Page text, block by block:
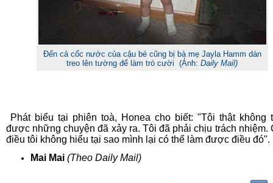
Đến cả cốc nước của cậu bé cũng bị bà mẹ Jayla Hamm dán
treo lên tường để làm trò cười (Ảnh:Daily Mail)
Phát biểu tại phiên toà, Honea cho biết: "Tôi thật không
được những chuyện đã xảy ra. Tôi đã phải chịu trách nhiệm.
điều tôi không hiểu tại sao mình lại có thể làm được điều đó".
Mai Mai (Theo Daily Mail)